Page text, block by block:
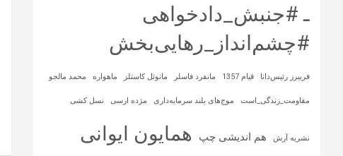
ـ #جنبش_دادخواهی
#چشم‌انداز_رهایی‌بخش
فریبرز رئیس‌دانا قیام 1357 مانفرد فاسلر مانوئل کاستلز ماهواره‌ محمد مالجو
مقاومت_زندگی_است موج‌های بلند سرمایه‌داری مژده ارسی نسل کشی
نشریه آرش هم اندیشی چپ همایون ایوانی